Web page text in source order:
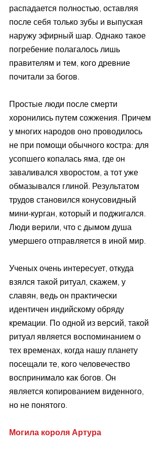
распадается полностью, оставляя
после себя только зубы и выпуская
наружу эфирный шар. Однако такое
погребение полагалось лишь
правителям и тем, кого древние
почитали за богов.
Простые люди после смерти
хоронились путем сожжения. Причем
у многих народов оно проводилось
не при помощи обычного костра: для
усопшего копалась яма, где он
заваливался хворостом, а тот уже
обмазывался глиной. Результатом
трудов становился конусовидный
мини-курган, который и поджигался.
Люди верили, что с дымом душа
умершего отправляется в иной мир.
Ученых очень интересует, откуда
взялся такой ритуал, скажем, у
славян, ведь он практически
идентичен индийскому обряду
кремации. По одной из версий, такой
ритуал является воспоминанием о
тех временах, когда нашу планету
посещали те, кого человечество
воспринимало как богов. Он
является копированием виденного,
но не понятого.
Могила короля Артура